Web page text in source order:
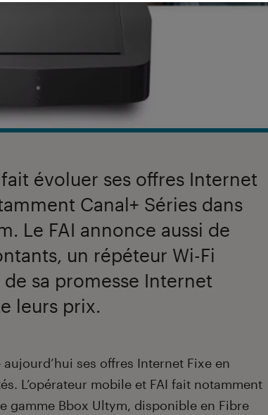
évoluer ses offres Internet
Canal+ Séries dans
Le FAI annonce aussi de
un répéteur Wi-Fi
de sa promesse Internet
leurs prix.
ses offres Internet Fixe en
L’opérateur mobile et FAI fait notamment
gamme Bbox Ultym, disponible en Fibre